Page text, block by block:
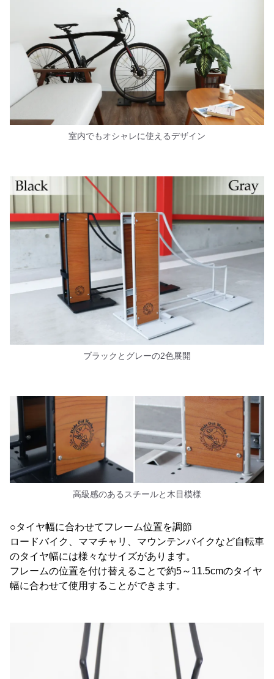
室内でもオシャレに使えるデザイン
ブラックとグレーの2色展開
高級感のあるスチールと木目模様
○タイヤ幅に合わせてフレーム位置を調節
ロードバイク、ママチャリ、マウンテンバイクなど自転車
のタイヤ幅には様々なサイズがあります。
フレームの位置を付け替えることで約5～11.5cmのタイヤ
幅に合わせて使用することができます。